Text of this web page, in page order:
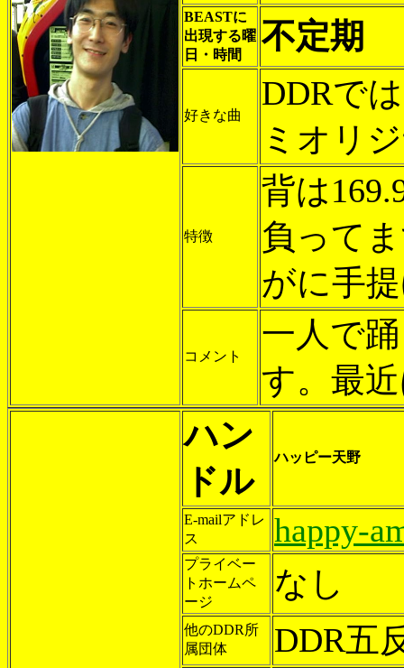
BEASTに
出現する曜
日・時間
不定期
好きな曲
DDRで
ミオリ
特徴
背は
負って
がに手
コメント
一人で
す。最
ハン
ドル
ハッピー天野
E-mailアドレ
ス
happy-
プライベー
トホームペ
ージ
なし
他のDDR所
属団体
DDR五